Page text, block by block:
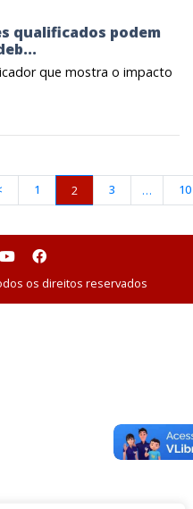
qualificados podem
que mostra o impacto
1 2 3 … 10
os direitos reservados